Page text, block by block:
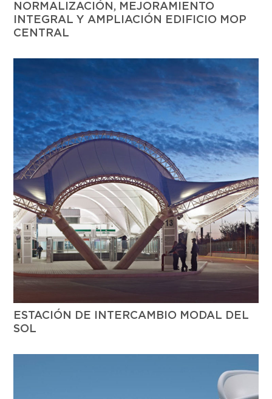
NORMALIZACIÓN, MEJORAMIENTO
INTEGRAL Y AMPLIACIÓN EDIFICIO MOP
CENTRAL
ESTACIÓN DE INTERCAMBIO MODAL DEL
SOL